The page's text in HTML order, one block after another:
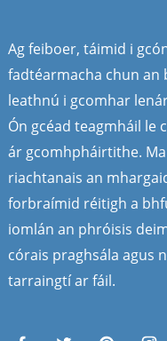
Ag feiboer, táimid i
fadtéarmacha chun an
leathnú i gcomhar
Ón gcéad teagmháil le
ár gcomhpháirtithe.
riachtanais an
forbraímid réitigh a
iomlán an phróisis
córais praghsála agus
tarraingtí ar fáil.